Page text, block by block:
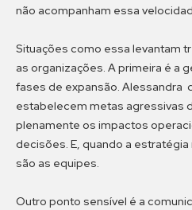
não acompanham essa
Situações como essa levantam
as organizações. A primeira é a
fases de expansão. Alessandra
estabelecem metas agressivas
plenamente os impactos
decisões. E, quando a
são as equipes.
Outro ponto sensível é a